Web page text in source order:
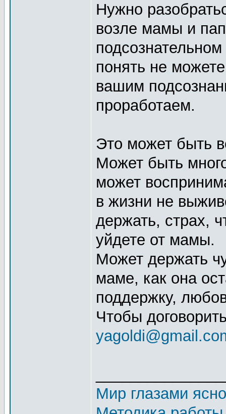
Нужно
возле мамы и
понять не
вашим
проработаем.
Это может быть
Может быть
может
в жизни не
держать, страх,
уйдете от мамы.
Может держать
маме, как она
поддержку,
Чтобы
Мир глазами